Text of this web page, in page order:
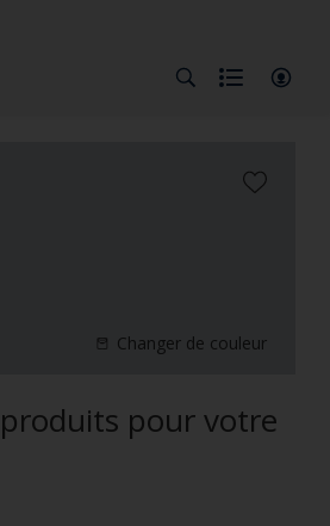
Changer de couleur
pour votre